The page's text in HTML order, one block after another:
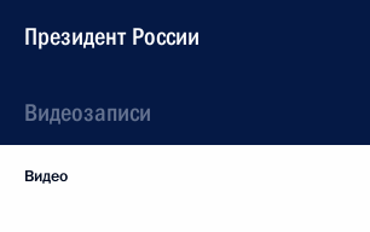
Президент России
Видеозаписи
Видео